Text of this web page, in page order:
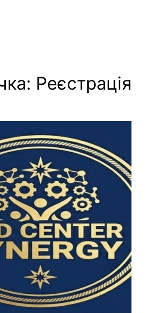
Реєстрація